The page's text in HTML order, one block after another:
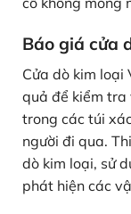
Báo giá cửa
Cửa dò kim loại
quả để kiểm
trong các túi
người đi qua.
dò kim loại, sử
phát hiện các